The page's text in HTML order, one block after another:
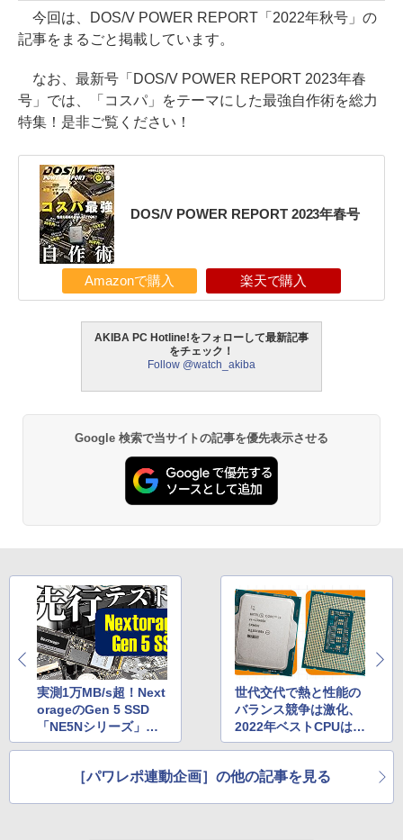
今回は、DOS/V POWER REPORT「2022年秋号」の
記事をまるごと掲載しています。
なお、最新号「DOS/V POWER REPORT 2023年春
号」では、「コスパ」をテーマにした最強自作術を総力
特集！是非ご覧ください！
DOS/V POWER REPORT 2023年春号
Amazonで購入 楽天で購入
AKIBA PC Hotline!をフォローして最新記事
をチェック！
Follow @watch_akiba
Google 検索で当サイトの記事を優先表示させる
実測1万MB/s超！Next
orageのGen 5 SSD
「NE5Nシリーズ」の
先行テストをライブで
にもあれこれ聞いてみ
世代交代で熱と性能の
バランス競争は激化、
2022年ベストCPUはど
れだ！？【PCパーツ1
［パワレポ連動企画］の他の記事を見る